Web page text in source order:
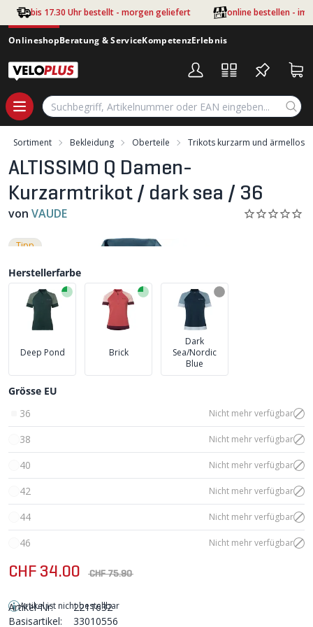
Zum Hauptinhalt springen
bis 17.30 Uhr bestellt - morgen geliefert online bestellen - im
OnlineshopBeratung & ServiceKompetenzErlebnis
Sortiment Bekleidung Oberteile Trikots kurzarm und ärmellos
ALTISSIMO Q Damen-
Kurzarmtrikot / dark sea / 36
von VAUDE
Tipp
-55%
Herstellerfarbe
Deep Pond Brick
Dark
Sea/Nordic
Blue
Grösse EU
36
Nicht mehr verfügbar
38 Nicht mehr verfügbar
40 Nicht mehr verfügbar
42 Nicht mehr verfügbar
44 Nicht mehr verfügbar
46 Nicht mehr verfügbar
CHF 34.00 CHF 75.90
Artikel ist nicht bestellbar
Artikel-Nr:
2211632
Basisartikel:
33010556